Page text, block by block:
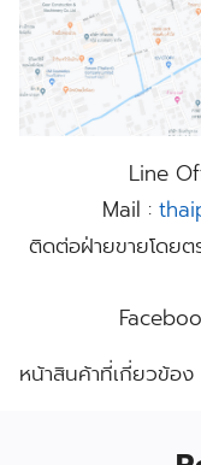
Line
Mail :
ติดต่อฝ่ายขายโดยต
หน้าสินค้าที่เกี่ยวข้อง